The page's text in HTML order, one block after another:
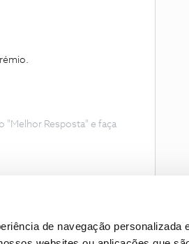
de navegação personalizada
"Melhor Resposta" e faça